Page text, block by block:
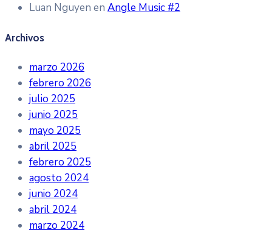
Luan Nguyen en Angle Music #2
Archivos
marzo 2026
febrero 2026
julio 2025
junio 2025
mayo 2025
abril 2025
febrero 2025
agosto 2024
junio 2024
abril 2024
marzo 2024